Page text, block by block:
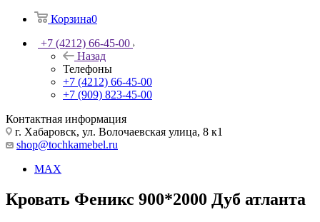
Корзина0
+7 (4212) 66-45-00
Назад
Телефоны
+7 (4212) 66-45-00
+7 (909) 823-45-00
Контактная информация
г. Хабаровск, ул. Волочаевская улица, 8 к1
shop@tochkamebel.ru
MAX
Кровать Феникс 900*2000 Дуб атланта